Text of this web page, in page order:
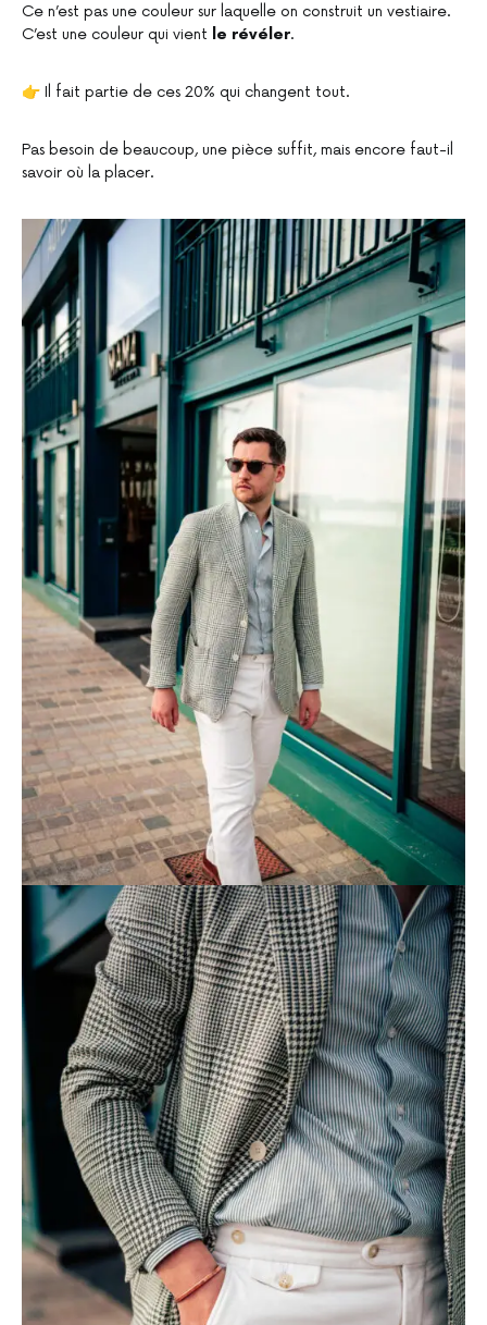
Ce n’est pas une couleur sur laquelle on construit un vestiaire.
C’est une couleur qui vient le révéler.
👉 Il fait partie de ces 20% qui changent tout.
Pas besoin de beaucoup, une pièce suffit, mais encore faut-il
savoir où la placer.